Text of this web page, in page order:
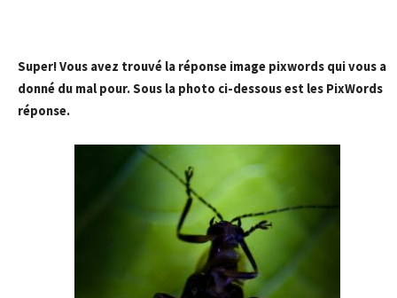
Super! Vous avez trouvé la réponse image pixwords qui vous a
donné du mal pour. Sous la photo ci-dessous est les PixWords
réponse.